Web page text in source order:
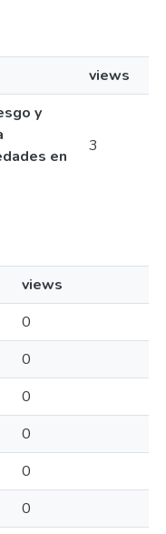
views
y
en
3
views
0
0
0
0
0
0